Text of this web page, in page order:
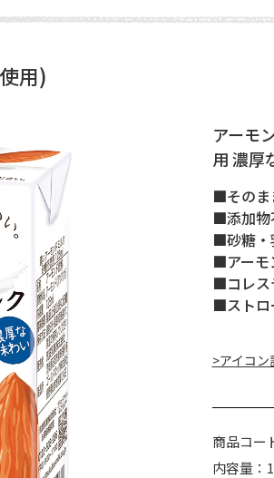
用)
アーモ
用 濃厚
■そのま
■添加物
■砂糖・
■アーモ
■コレス
■ストロ
>アイコン
商品コー
内容量：